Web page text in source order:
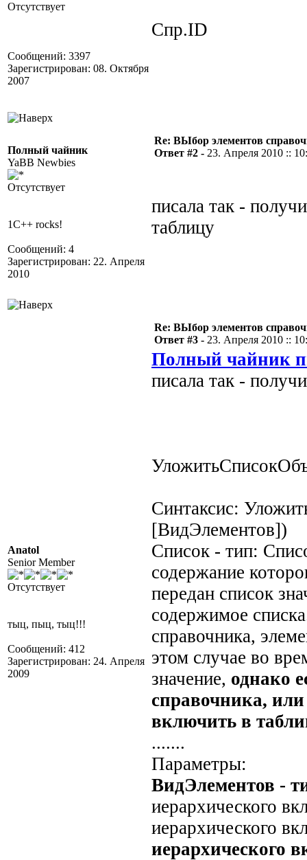
Отсутствует
Сообщений: 3397
Зарегистрирован: 08. Октября
2007
Спр.ID
Полный чайник
YaBB Newbies
Отсутствует
1C++ rocks!
Сообщений: 4
Зарегистрирован: 22. Апреля
2010
Re: ВЫбор элементов
Ответ #2 - 23. Апреля 2010 ::
писала так -
таблицу
Anatol
Senior Member
Отсутствует
тыц, пыц, тыц!!!
Сообщений: 412
Зарегистрирован: 24. Апреля
2009
Re: ВЫбор элементов
Ответ #3 - 23. Апреля 2010 ::
Полный чайник
писала так -
Синтаксис:
[ВидЭлементов])
Список - тип:
содержание
передан список
содержимое
справочника,
этом случае во
значение, однако
справочника,
включить в
.......
Параметры:
ВидЭлементов -
иерархического
иерархического
иерархического